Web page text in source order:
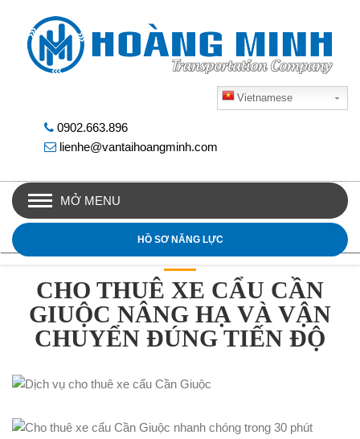
Vietnamese
0902.663.896
lienhe@vantaihoangminh.com
MỞ MENU
HỒ SƠ NĂNG LỰC
CHO THUÊ XE CẨU CẦN
GIUỘC NÂNG HẠ VÀ VẬN
CHUYỂN ĐÚNG TIẾN ĐỘ